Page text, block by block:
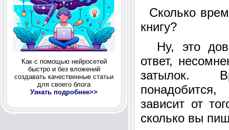
Как с помощью нейросетей
быстро и без вложений
создавать качественные статьи
для своего блога
Узнать подробнее>>
Сколько
книгу?
Ну, это
ответ,
затылок.
зависит от
сколько вы